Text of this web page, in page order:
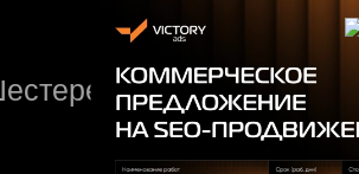
Внедрение
рекомендацийресурса,
страниц,